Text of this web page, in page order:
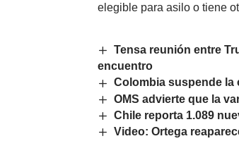
elegible para asilo o tiene
Tensa reunión entre
encuentro
Colombia suspende
OMS advierte que la
Chile reporta 1.089
Video: Ortega